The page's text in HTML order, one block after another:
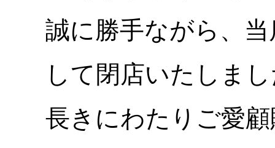
誠に勝手ながら、
して閉店いたしま
長きにわたりご愛